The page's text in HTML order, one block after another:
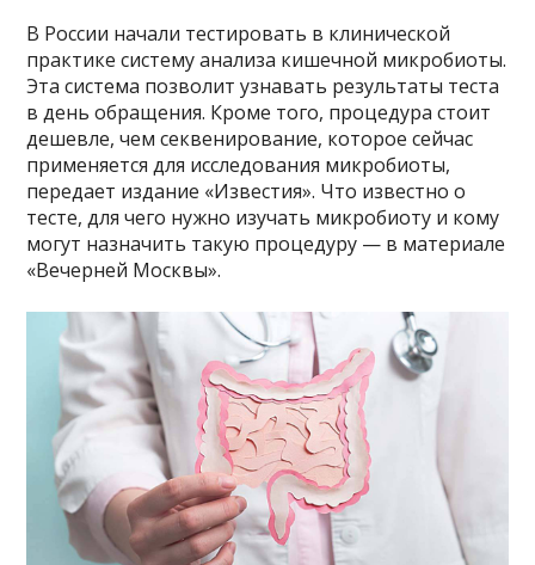
В России начали тестировать в клинической
практике систему анализа кишечной микробиоты.
Эта система позволит узнавать результаты теста
в день обращения. Кроме того, процедура стоит
дешевле, чем секвенирование, которое сейчас
применяется для исследования микробиоты,
передает издание «Известия». Что известно о
тесте, для чего нужно изучать микробиоту и кому
могут назначить такую процедуру — в материале
«Вечерней Москвы».